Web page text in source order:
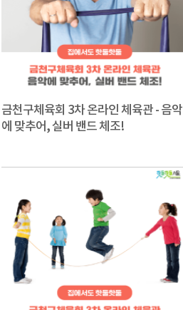
금천구체육회 3차 온라인 체육관 - 음악
에 맞추어, 실버 밴드 체조!